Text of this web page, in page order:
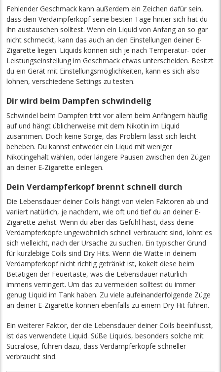
Fehlender Geschmack kann außerdem ein Zeichen dafür sein,
dass dein Verdampferkopf seine besten Tage hinter sich hat du
ihn austauschen solltest. Wenn ein Liquid von Anfang an so gar
nicht schmeckt, kann das auch an den Einstellungen deiner E-
Zigarette liegen. Liquids können sich je nach Temperatur- oder
Leistungseinstellung im Geschmack etwas unterscheiden. Besitzt
du ein Gerät mit Einstellungsmöglichkeiten, kann es sich also
lohnen, verschiedene Settings zu testen.
Dir wird beim Dampfen schwindelig
Schwindel beim Dampfen tritt vor allem beim Anfängern häufig
auf und hängt üblicherweise mit dem Nikotin im Liquid
zusammen. Doch keine Sorge, das Problem lässt sich leicht
beheben. Du kannst entweder ein Liqud mit weniger
Nikotingehalt wählen, oder längere Pausen zwischen den Zügen
an deiner E-Zigarette einlegen.
Dein Verdampferkopf brennt schnell durch
Die Lebensdauer deiner Coils hängt von vielen Faktoren ab und
variiert natürlich, je nachdem, wie oft und tief du an deiner E-
Zigarette ziehst. Wenn du aber das Gefühl hast, dass deine
Verdampferköpfe ungewöhnlich schnell verbraucht sind, lohnt es
sich vielleicht, nach der Ursache zu suchen. Ein typischer Grund
für kurzlebige Coils sind Dry Hits. Wenn die Watte in deinem
Verdampferkopf nicht richtig getränkt ist, kokelt diese beim
Betätigen der Feuertaste, was die Lebensdauer natürlich
immens verringert. Um das zu vermeiden solltest du immer
genug Liquid im Tank haben. Zu viele aufeinanderfolgende Züge
an deiner E-Zigarette können ebenfalls zu einem Dry Hit führen.
Ein weiterer Faktor, der die Lebensdauer deiner Coils beeinflusst,
ist das verwendete Liquid. Süße Liquids, besonders solche mit
Sucralose, führen dazu, dass Verdampferköpfe schneller
verbraucht sind.